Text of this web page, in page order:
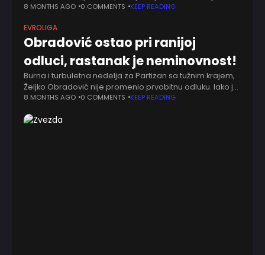
Davidovac, Ebuka Izndu i Uroš Plavšić brzo na parket. Ne
8 MONTHS AGO 0 COMMENTS KEEP READING
EVROLIGA
Obradović ostao pri ranijoj
odluci, rastanak je neminovnost!
Burna i turbuletna nedelja za Partizan sa tužnim krajem,
Željko Obradović nije promenio prvobitnu odluku. Iako je
na juče održanom sastanku pružena podrška sada već
8 MONTHS AGO 0 COMMENTS KEEP READING